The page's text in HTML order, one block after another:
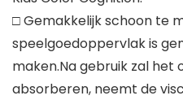
□ Gemakkelijk schoon te
speelgoedoppervlak is
maken.Na gebruik zal
absorberen, neemt de